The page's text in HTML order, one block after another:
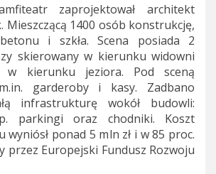
zaprojektował architekt
Mieszczącą 1400 osób konstrukcję,
i szkła. Scena posiada 2
skierowany w kierunku widowni
kierunku jeziora. Pod sceną
garderoby i kasy. Zadbano
infrastrukturę wokół budowli:
parkingi oraz chodniki. Koszt
wyniósł ponad 5 mln zł i w 85 proc.
przez Europejski Fundusz Rozwoju